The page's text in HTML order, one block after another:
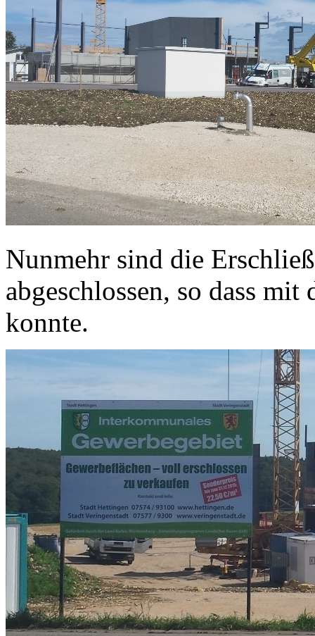
Nunmehr sind die
abgeschlossen, so dass
konnte.